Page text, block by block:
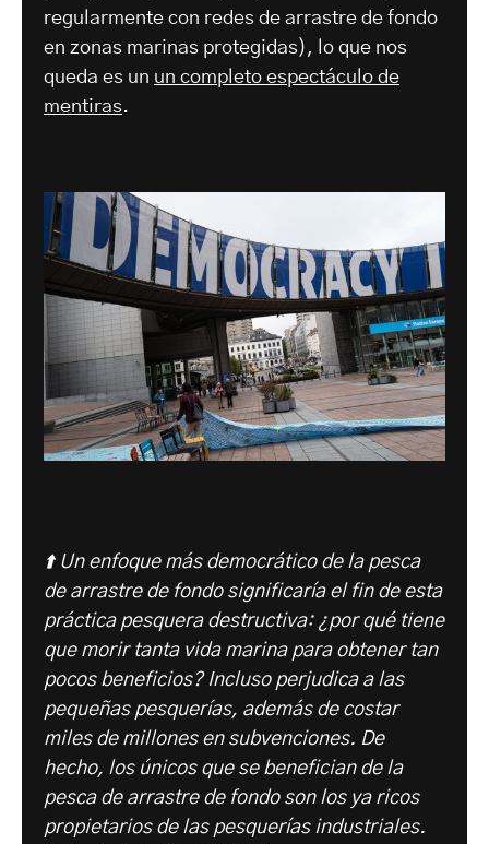
regularmente con redes de arrastre de fondo
en zonas marinas protegidas), lo que nos
queda es un un completo espectáculo de
mentiras.
⬆️ Un enfoque más democrático de la pesca
de arrastre de fondo significaría el fin de esta
práctica pesquera destructiva: ¿por qué tiene
que morir tanta vida marina para obtener tan
pocos beneficios? Incluso perjudica a las
pequeñas pesquerías, además de costar
miles de millones en subvenciones. De
hecho, los únicos que se benefician de la
pesca de arrastre de fondo son los ya ricos
propietarios de las pesquerías industriales.